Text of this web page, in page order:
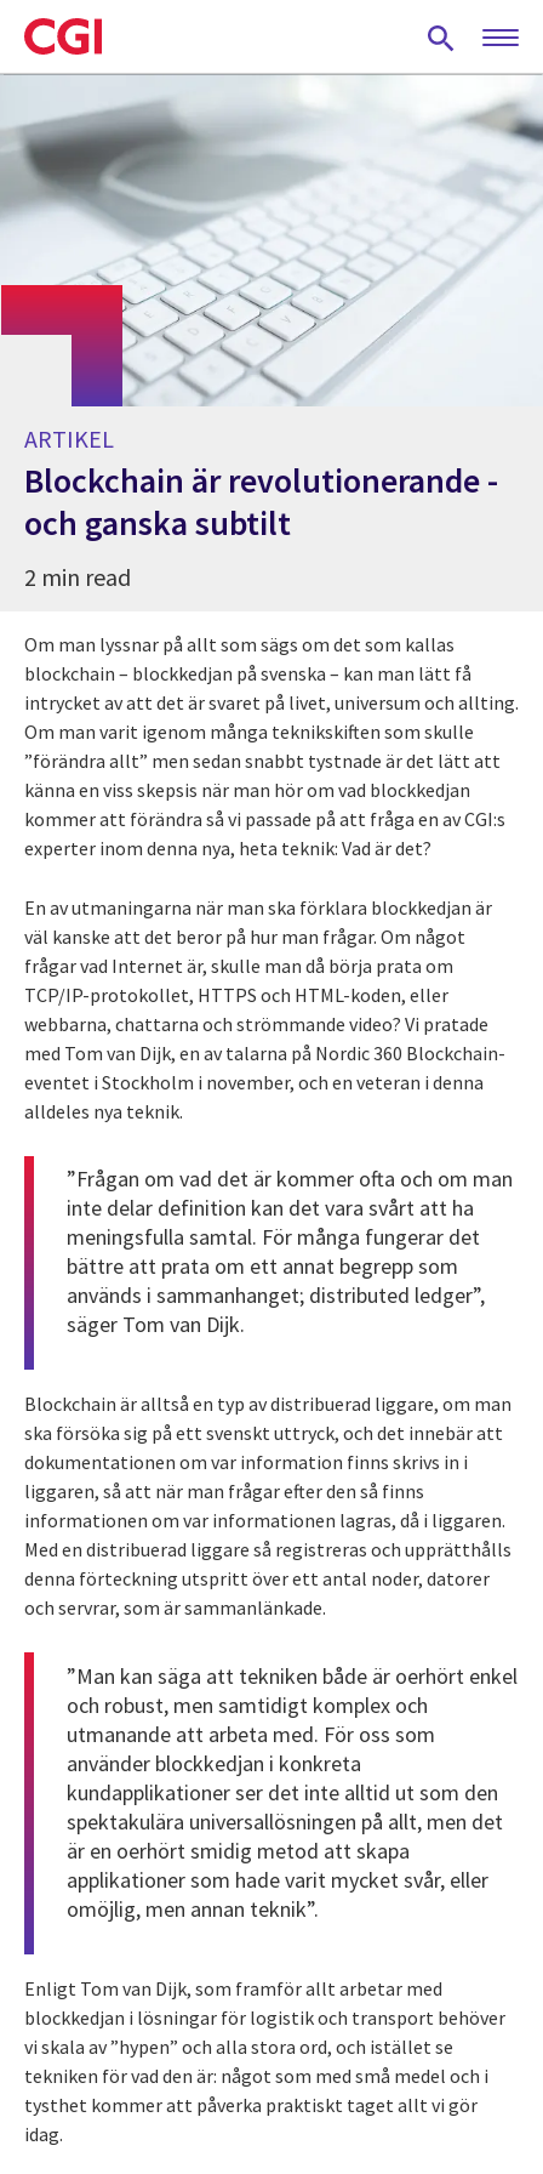
Skip
to
main
ARTIKEL
Blockchain är revolutionerande -
och ganska subtilt
2 min read
Om man lyssnar på allt som sägs om det som kallas
blockchain – blockkedjan på svenska – kan man lätt få
intrycket av att det är svaret på livet, universum och allting.
Om man varit igenom många teknikskiften som skulle
”förändra allt” men sedan snabbt tystnade är det lätt att
känna en viss skepsis när man hör om vad blockkedjan
kommer att förändra så vi passade på att fråga en av CGI:s
experter inom denna nya, heta teknik: Vad är det?
En av utmaningarna när man ska förklara blockkedjan är
väl kanske att det beror på hur man frågar. Om något
frågar vad Internet är, skulle man då börja prata om
TCP/IP-protokollet, HTTPS och HTML-koden, eller
webbarna, chattarna och strömmande video? Vi pratade
med Tom van Dijk, en av talarna på Nordic 360 Blockchain-
eventet i Stockholm i november, och en veteran i denna
alldeles nya teknik.
”Frågan om vad det är kommer ofta och om man
inte delar definition kan det vara svårt att ha
meningsfulla samtal. För många fungerar det
bättre att prata om ett annat begrepp som
används i sammanhanget; distributed ledger”,
säger Tom van Dijk.
Blockchain är alltså en typ av distribuerad liggare, om man
ska försöka sig på ett svenskt uttryck, och det innebär att
dokumentationen om var information finns skrivs in i
liggaren, så att när man frågar efter den så finns
informationen om var informationen lagras, då i liggaren.
Med en distribuerad liggare så registreras och upprätthålls
denna förteckning utspritt över ett antal noder, datorer
och servrar, som är sammanlänkade.
”Man kan säga att tekniken både är oerhört enkel
och robust, men samtidigt komplex och
utmanande att arbeta med. För oss som
använder blockkedjan i konkreta
kundapplikationer ser det inte alltid ut som den
spektakulära universallösningen på allt, men det
är en oerhört smidig metod att skapa
applikationer som hade varit mycket svår, eller
omöjlig, men annan teknik”.
Enligt Tom van Dijk, som framför allt arbetar med
blockkedjan i lösningar för logistik och transport behöver
vi skala av ”hypen” och alla stora ord, och istället se
tekniken för vad den är: något som med små medel och i
tysthet kommer att påverka praktiskt taget allt vi gör
idag.